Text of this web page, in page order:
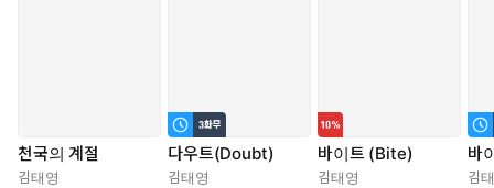
천국의 계절
김태영
다우트(Doubt)
김태영
바이트 (Bite)
김태영
바
김